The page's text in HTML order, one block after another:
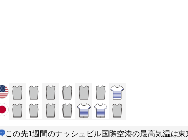
この先1週間のナッシュビル国際空港の最高気温は